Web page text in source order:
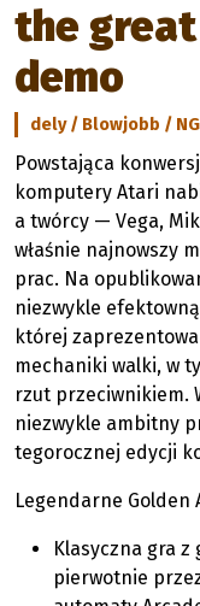
the
demo
dely / Blowjobb / NG
Powstająca
komputery Atari
a twórcy — Vega,
właśnie najnowszy
prac. Na
niezwykle
której
mechaniki walki, w
rzut przeciwnikiem.
niezwykle ambitny
tegorocznej edycji
Legendarne Golden
Klasyczna gra
pierwotnie